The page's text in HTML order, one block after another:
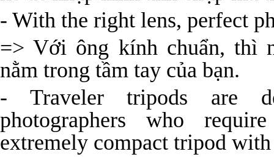
- With the right lens, perfect
=> Với ông kính chuẩn, thì
nằm trong tầm tay của bạn.
- Traveler tripods are
photographers who
extremely compact tripod